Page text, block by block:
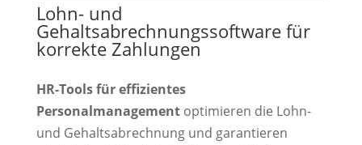
Lohn- und
Gehaltsabrechnungssoftware für
korrekte Zahlungen
HR-Tools für effizientes
Personalmanagementoptimieren die Lohn-
und Gehaltsabrechnung und garantieren